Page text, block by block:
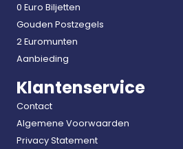
0 Euro Biljetten
Gouden Postzegels
2 Euromunten
Aanbieding
Klantenservice
Contact
Algemene Voorwaarden
Privacy Statement